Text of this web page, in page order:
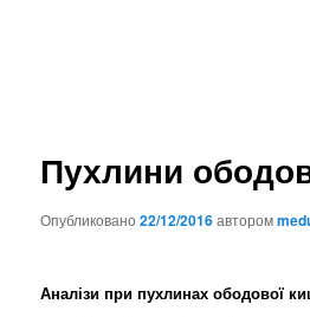
Пухлини
Опубликовано22/12/2016автором
Аналізи при пухлинах ободової